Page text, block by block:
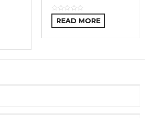
READ MORE